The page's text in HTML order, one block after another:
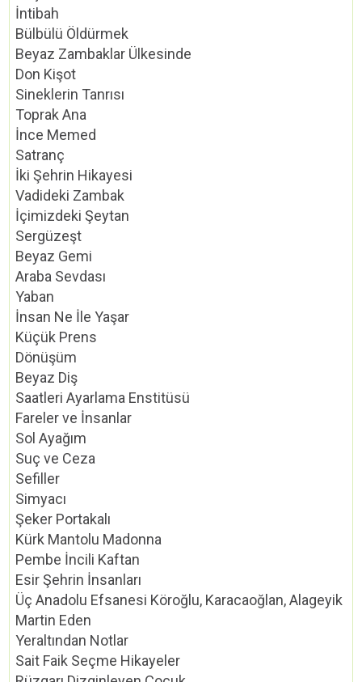
İntibah
Bülbülü Öldürmek
Beyaz Zambaklar Ülkesinde
Don Kişot
Sineklerin Tanrısı
Toprak Ana
İnce Memed
Satranç
İki Şehrin Hikayesi
Vadideki Zambak
İçimizdeki Şeytan
Sergüzeşt
Beyaz Gemi
Araba Sevdası
Yaban
İnsan Ne İle Yaşar
Küçük Prens
Dönüşüm
Beyaz Diş
Saatleri Ayarlama Enstitüsü
Fareler ve İnsanlar
Sol Ayağım
Suç ve Ceza
Sefiller
Simyacı
Şeker Portakalı
Kürk Mantolu Madonna
Pembe İncili Kaftan
Esir Şehrin İnsanları
Üç Anadolu Efsanesi Köroğlu, Karacaoğlan, Alageyik
Martin Eden
Yeraltından Notlar
Sait Faik Seçme Hikayeler